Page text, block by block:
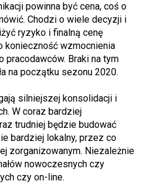
powinna być cena, coś o
Chodzi o wiele decyzji i
ryzyko i finalną cenę
konieczność wzmocnienia
pracodawców. Braki na tym
na początku sezonu 2020.
silniejszej konsolidacji i
W coraz bardziej
trudniej będzie budować
bardziej lokalny, przez co
zorganizowanym. Niezależnie
nowoczesnych czy
czy on-line.